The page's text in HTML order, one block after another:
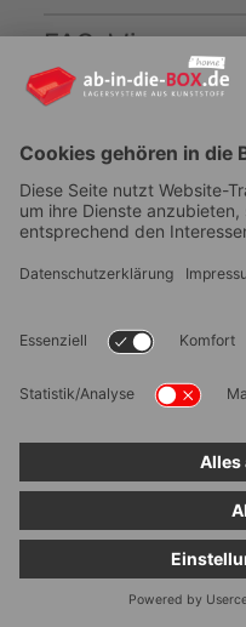
FAQ:
Transportroller
Warum heißt der
Variable?
wir den Eurobox-
können. Der kleinste
Sprechen Sie uns
Kann man die
Transportroller
selbst
Nein, eine